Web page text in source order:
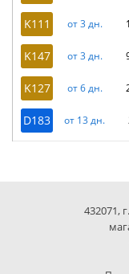
K111 от 3 дн.
K147 от 3 дн.
K127 от 6 дн.
D183 от 13 дн.
432071,